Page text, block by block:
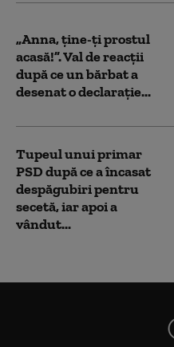
„Anna, ţine-ţi prostul
acasă!”. Val de reacții
după ce un bărbat a
desenat o declarație...
Tupeul unui primar
PSD după ce a încasat
despăgubiri pentru
secetă, iar apoi a
vândut...